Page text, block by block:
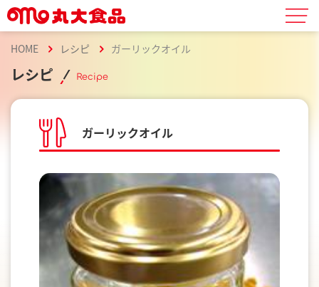
HOME レシピ ガーリックオイル
レシピ Recipe
ガーリックオイル